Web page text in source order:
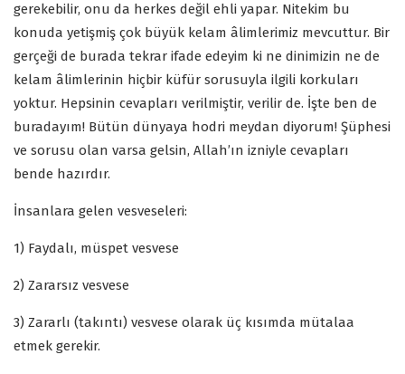
gerekebilir, onu da herkes değil ehli yapar. Nitekim bu
konuda yetişmiş çok büyük kelam âlimlerimiz mevcuttur. Bir
gerçeği de burada tekrar ifade edeyim ki ne dinimizin ne de
kelam âlimlerinin hiçbir küfür sorusuyla ilgili korkuları
yoktur. Hepsinin cevapları verilmiştir, verilir de. İşte ben de
buradayım! Bütün dünyaya hodri meydan diyorum! Şüphesi
ve sorusu olan varsa gelsin, Allah’ın izniyle cevapları
bende hazırdır.
İnsanlara gelen vesveseleri:
1) Faydalı, müspet vesvese
2) Zararsız vesvese
3) Zararlı (takıntı) vesvese olarak üç kısımda mütalaa
etmek gerekir.